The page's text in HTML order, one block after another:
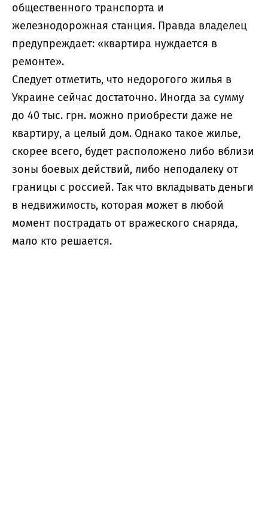
общественного транспорта и
железнодорожная станция. Правда владелец
предупреждает: «квартира нуждается в
ремонте».
Следует отметить, что недорогого жилья в
Украине сейчас достаточно. Иногда за сумму
до 40 тыс. грн. можно приобрести даже не
квартиру, а целый дом. Однако такое жилье,
скорее всего, будет расположено либо вблизи
зоны боевых действий, либо неподалеку от
границы с россией. Так что вкладывать деньги
в недвижимость, которая может в любой
момент пострадать от вражеского снаряда,
мало кто решается.